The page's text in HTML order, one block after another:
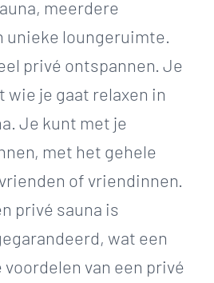
meerdere
unieke loungeruimte.
privé ontspannen. Je
wie je gaat relaxen in
Je kunt met je
met het gehele
of vriendinnen.
privé sauna is
wat een
van een privé